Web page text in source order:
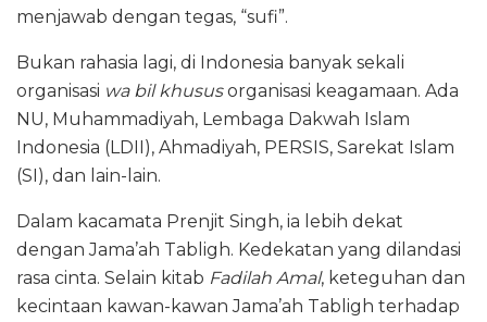
menjawab dengan tegas, “sufi”.
Bukan rahasia lagi, di Indonesia banyak sekali
organisasi wa bil khususorganisasi keagamaan. Ada
NU, Muhammadiyah, Lembaga Dakwah Islam
Indonesia (LDII), Ahmadiyah, PERSIS, Sarekat Islam
(SI), dan lain-lain.
Dalam kacamata Prenjit Singh, ia lebih dekat
dengan Jama’ah Tabligh. Kedekatan yang dilandasi
rasa cinta. Selain kitab Fadilah Amal, keteguhan dan
kecintaan kawan-kawan Jama’ah Tabligh terhadap